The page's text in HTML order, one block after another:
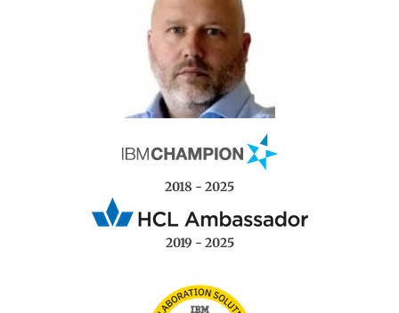
2018 - 2025
2019 - 2025